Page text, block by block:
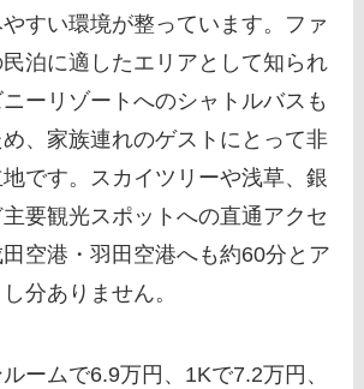
すい環境が整っています。ファ
泊に適したエリアとして知られ
ーリゾートへのシャトルバスも
、家族連れのゲストにとって非
です。スカイツリーや浅草、銀
要観光スポットへの直通アクセ
空港・羽田空港へも約60分とア
分ありません。
ームで6.9万円、1Kで7.2万円、